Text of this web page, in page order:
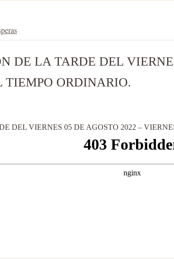
DE LA TARDE DEL
ORDINARIO.
DEL VIERNES 05 DE AGOSTO 2022 –